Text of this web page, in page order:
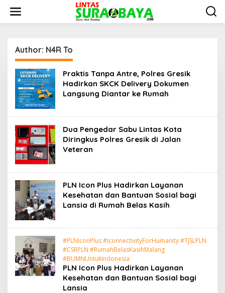
i
Author: N4R To
Praktis Tanpa Antre, Polres Gresik
Hadirkan SKCK Delivery Dokumen
Langsung Diantar ke Rumah
Dua Pengedar Sabu Lintas Kota
Diringkus Polres Gresik di Jalan
Veteran
PLN Icon Plus Hadirkan Layanan
Kesehatan dan Bantuan Sosial bagi
Lansia di Rumah Belas Kasih
#PLNIconPlus #IconnectivityForHumanity #TJSLPLN
#CSRPLN #RumahBelasKasihMalang
#BUMNUntukIndonesia
PLN Icon Plus Hadirkan Layanan
Kesehatan dan Bantuan Sosial bagi
Lansia